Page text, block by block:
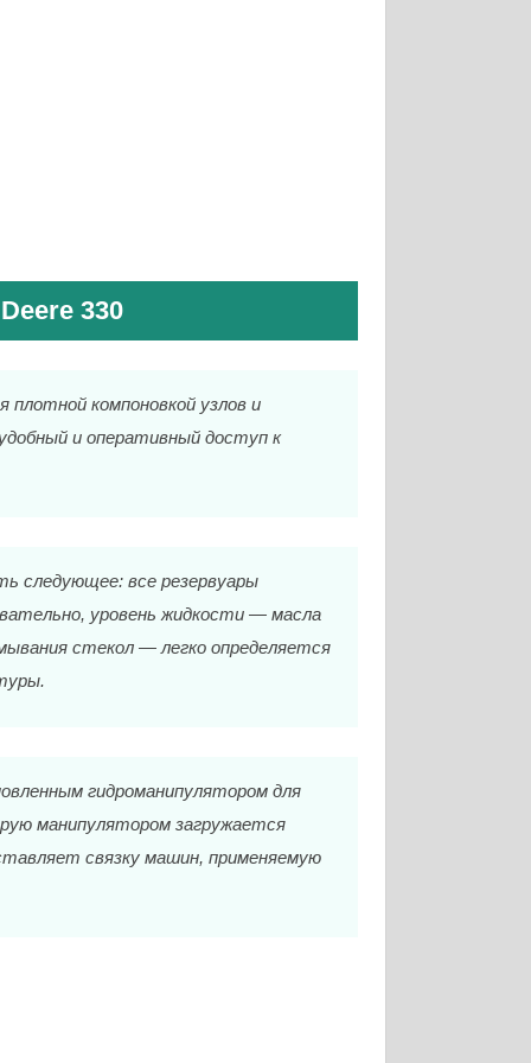
330
компоновкой узлов и
и оперативный доступ к
следующее: все резервуары
уровень жидкости — масла
стекол — легко определяется
гидроманипулятором для
манипулятором загружается
связку машин, применяемую